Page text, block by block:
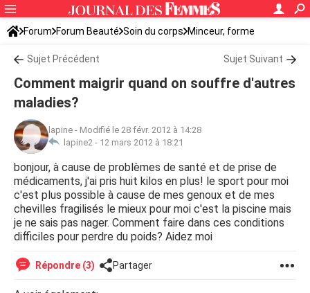
Forum Forum Beauté Soin du corps Minceur, forme
Sujet Précédent Sujet Suivant
Comment maigrir quand on souffre d'autres
maladies?
lapine - Modifié le 28 févr. 2012 à 14:28
lapine2 - 12 mars 2012 à 18:21
bonjour, à cause de problèmes de santé et de prise de
médicaments, j'ai pris huit kilos en plus! le sport pour moi
c'est plus possible à cause de mes genoux et de mes
chevilles fragilisés le mieux pour moi c'est la piscine mais
je ne sais pas nager. Comment faire dans ces conditions
difficiles pour perdre du poids? Aidez moi
Répondre (3) Partager